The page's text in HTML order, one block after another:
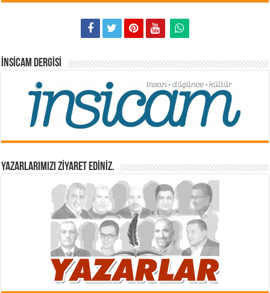
İNSICAM DERGISI
YAZARLARIMIZI ZİYARET EDİNİZ.